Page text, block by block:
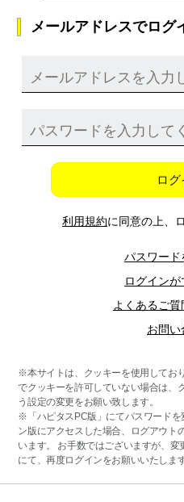
メールアドレスでログ
ログ
利用規約に同意の上、
パスワード
ログイン
よくあるご質
お問い
※本サイトは、クッキーを使用してお
でクッキーを許可していない場合は、
う設定の変更をお願い致します。
※「ハピタスPC版」にてパスワードを
ン版にアクセスした場合、ログアウト
います。 お手数ではございますが、変
にて、再度ログインをお願いいたします